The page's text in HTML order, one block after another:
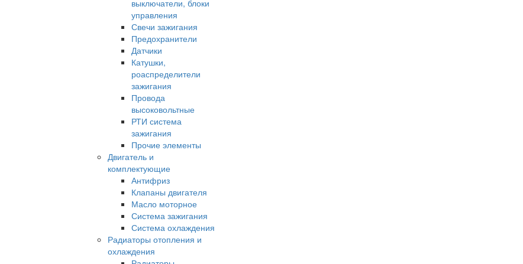
выключатели, блоки
управления
Свечи зажигания
Предохранители
Датчики
Катушки,
роаспределители
зажигания
Провода
высоковольтные
РТИ система
зажигания
Прочие элементы
Двигатель и
комплектующие
Антифриз
Клапаны двигателя
Масло моторное
Система зажигания
Система охлаждения
Радиаторы отопления и
охлаждения